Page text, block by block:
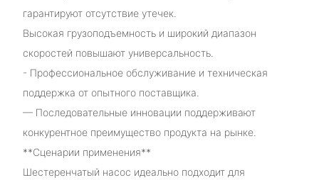
гарантируют отсутствие утечек.
Высокая грузоподъемность и широкий диапазон
скоростей повышают универсальность.
- Профессиональное обслуживание и техническая
поддержка от опытного поставщика.
— Последовательные инновации поддерживают
конкурентное преимущество продукта на рынке.
**Сценарии применения**
Шестеренчатый насос идеально подходит для